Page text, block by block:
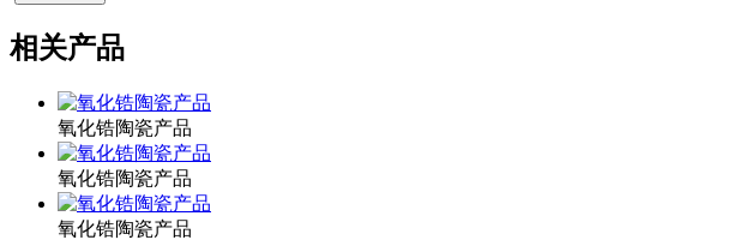
相关产品
氧化锆陶瓷产品
氧化锆陶瓷产品
氧化锆陶瓷产品